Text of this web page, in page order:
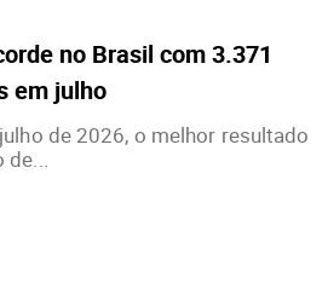
no Brasil com 3.371
em julho
de 2026, o melhor resultado
de...